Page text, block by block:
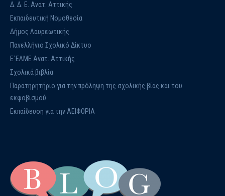
Δ. Δ. Ε. Ανατ. Αττικής
Εκπαιδευτική Νομοθεσία
Δήμος Λαυρεωτικής
Πανελλήνιο Σχολικό Δίκτυο
Ε΄ΕΛΜΕ Ανατ. Αττικής
Σχολικά βιβλία
Παρατηρητήριο για την πρόληψη της σχολικής βίας και του
εκφοβισμού
Εκπαίδευση για την ΑΕΙΦΟΡΙΑ